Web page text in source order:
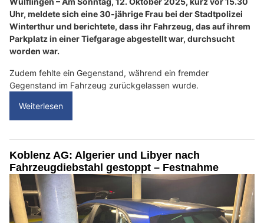
Uhr, meldete sich eine 30-jährige Frau bei der Stadtpolizei
Winterthur und berichtete, dass ihr Fahrzeug, das auf ihrem
Parkplatz in einer Tiefgarage abgestellt war, durchsucht
worden war.
Zudem fehlte ein Gegenstand, während ein fremder
Gegenstand im Fahrzeug zurückgelassen wurde.
Weiterlesen
Koblenz AG: Algerier und Libyer nach
Fahrzeugdiebstahl gestoppt – Festnahme